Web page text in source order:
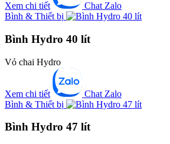
Xem chi tiết
Chat Zalo
Bình & Thiết bị
Bình Hydro 40 lít
Vỏ chai Hydro
Xem chi tiết
Chat Zalo
Bình & Thiết bị
Bình Hydro 47 lít